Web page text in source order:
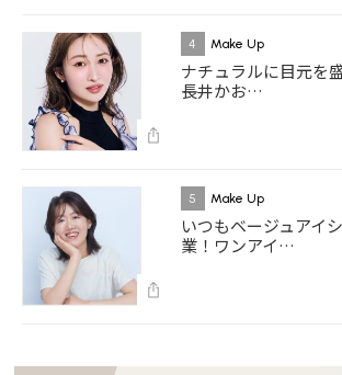
4 Make Up
ナチュラルに目元を
長井かお…
5 Make Up
いつもベージュアイ
業！ワンアイ…